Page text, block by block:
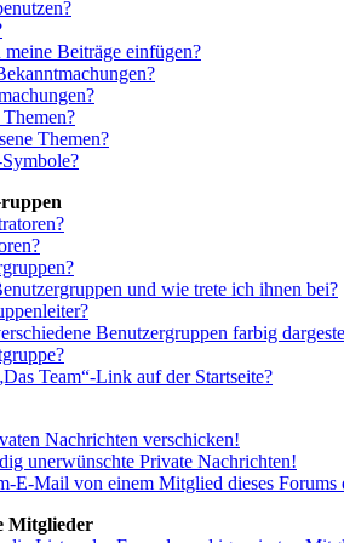
Beiträge einfügen?
Themen?
und wie trete ich ihnen bei?
Benutzergruppen farbig
Team“-Link auf der Startseite?
Nachrichten verschicken!
unerwünschte Private Nachrichten!
E-Mail von einem Mitglied dieses Forums
Mitglieder